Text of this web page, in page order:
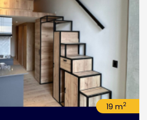
19 m2